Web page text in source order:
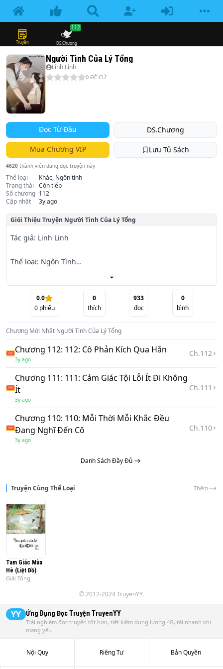
Truyện DS.Chương
112
Người Tình Của Lý Tổng
Linh Linh
0 ĐỀ CỬ
Đọc Từ Đầu DS.Chương
Mua Chương VIP Lưu Tủ Sách
4620 thành viên đang đọc truyện này
Thể loại
Khác, Ngôn tình
Trạng thái
Còn tiếp
Số chương 112
Cập nhật
3y ago
Giói Thiệu Truyện Người Tình Của Lý Tổng
Tác giả: Linh Linh
Thể loại: Ngôn Tình
Giới thiệu:
Là tình nhân bí mật của Quý Tư Hàn, Thư Vãn theo hắn
năm năm. Cô cho rằng chỉ cần ngoan ngoãn thuận theo là
có thể lấy được lòng
của hắn, nhưng không ngờ cuối cùng cũng bị vứt bỏ. Từ
trước đến nay cô luôn dịu dàng, không ầm ĩ không náo
loạn, thậm chí không
dùng của hắn một phân tiền, cứ như vậy rời khỏi thế giới
của hắn. Nhưng mà... khi cô muốn gả cho người khác, hắn
bỗng nhiên giống
như......
0.0
0phiếu
0
thích
933
đọc
0
bình
Chương Mới Nhất Người Tình Của Lý Tổng
Chương 112: 112: Cô Phản Kích Qua Hắn
3y ago
Ch.112
Chương 111: 111: Cảm Giác Tội Lỗi Ít Đi Không
Ít
3y ago
Ch.111
Chương 110: 110: Mỗi Thời Mỗi Khắc Đều
Đang Nghĩ Đến Cô
3y ago
Ch.110
Danh Sách Đầy Đủ
Truyện Cùng Thể Loại Thêm
Tam Giác Mùa
Hè (Liệt Đồ)
Giải Tổng
© 2012-2024 TruyenYY.
YY Ứng Dụng Đọc Truyện TruyenYY
Trải nghiệm đọc truyện tốt hơn, tiết kiệm dung lượng 4G, tải nhanh khi
mạng yếu.
Nội Quy Riêng Tư Bản Quyền